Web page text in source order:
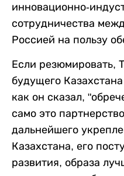
инновационно-
сотрудничества
Россией на пользу
Если резюмировать,
будущего
как он сказал,
само это
дальнейшего
Казахстана, его
развития, образа